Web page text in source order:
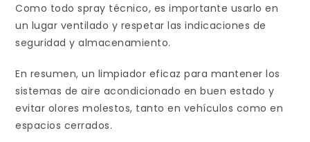
Como todo spray técnico, es importante usarlo en
un lugar ventilado y respetar las indicaciones de
seguridad y almacenamiento.
En resumen, un limpiador eficaz para mantener los
sistemas de aire acondicionado en buen estado y
evitar olores molestos, tanto en vehículos como en
espacios cerrados.